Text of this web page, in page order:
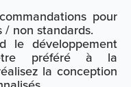
pour
/ non standards.
le développement
préféré à la
la conception